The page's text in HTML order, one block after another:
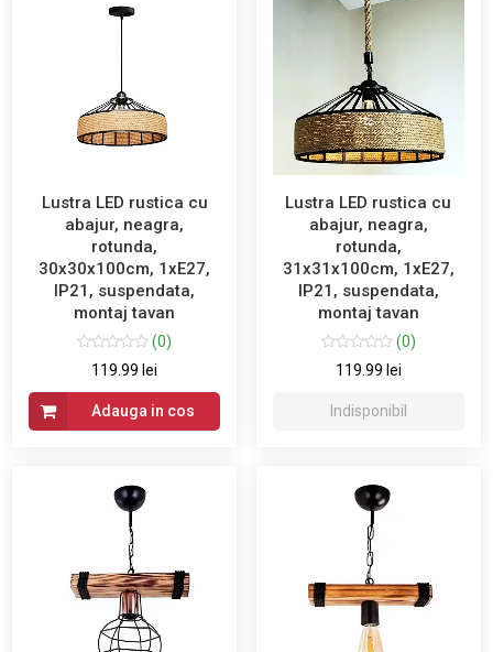
Lustra LED rustica cu
abajur, neagra,
rotunda,
30x30x100cm, 1xE27,
IP21, suspendata,
montaj tavan
(0)
119.99 lei
Adauga in cos
Lustra LED rustica cu
abajur, neagra,
rotunda,
31x31x100cm, 1xE27,
IP21, suspendata,
montaj tavan
(0)
119.99 lei
Indisponibil